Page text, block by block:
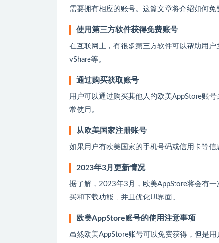
需要拥有相应的账号。这篇文章将介绍如何
使用第三方软件获得免费账号
在互联网上，有很多第三方软件可以帮助用
vShare等。
通过购买获取账号
用户可以通过购买其他人的欧美AppStore账
常使用。
从欧美国家注册账号
如果用户有欧美国家的手机号码或信用卡等
2023年3月更新情况
据了解，2023年3月，欧美AppStore将会有
买和下载功能，并且优化UI界面。
欧美AppStore账号的使用注意事项
虽然欧美AppStore账号可以免费获得，但是